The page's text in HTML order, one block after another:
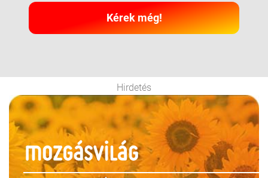
Kérek még!
Hirdetés